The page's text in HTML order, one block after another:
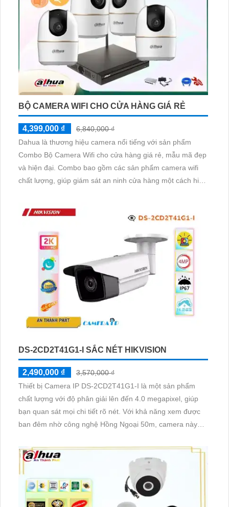
BỘ CAMERA WIFI CHO CỬA HÀNG GIÁ RẺ
4,399,000 ₫
6,840,000 ₫
Dahua là thương hiệu camera nổi tiếng với sản phẩm
Combo Bộ Camera Wifi cho cửa hàng giá rẻ, mẫu mã đẹp
và hiện đại. Combo bao gồm các sản phẩm camera wifi
chất lượng, giúp giám sát an ninh cửa hàng một cách hiệu
có thể trò chuyện trực tiếp
DS-2CD2T41G1-I SẮC NÉT HIKVISION
2,490,000 ₫
3,570,000 ₫
Thiết bị Camera IP DS-2CD2T41G1-I là một sản phẩm
chất lượng với độ phân giải lên đến 4.0 megapixel, giúp
bạn quan sát mọi chi tiết rõ nét. Với khả năng xem được
ban đêm nhờ công nghệ Hồng Ngoại 50m, camera này
lượng. Thiết bị có tính năng Smart IR, giúp điều chỉnh ánh
sáng tự động, sản xuất từ xưởng camera uy tín